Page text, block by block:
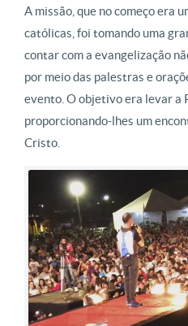
A missão, que no começo era
católicas, foi tomando uma
contar com a evangelização
por meio das palestras e
evento. O objetivo era levar a
proporcionando-lhes um
Cristo.